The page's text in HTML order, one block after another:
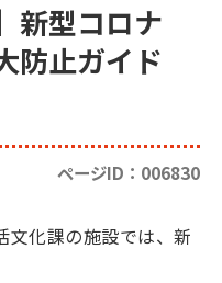
新型コロナ
防止ガイド
ページID：006830
文化課の施設では、新